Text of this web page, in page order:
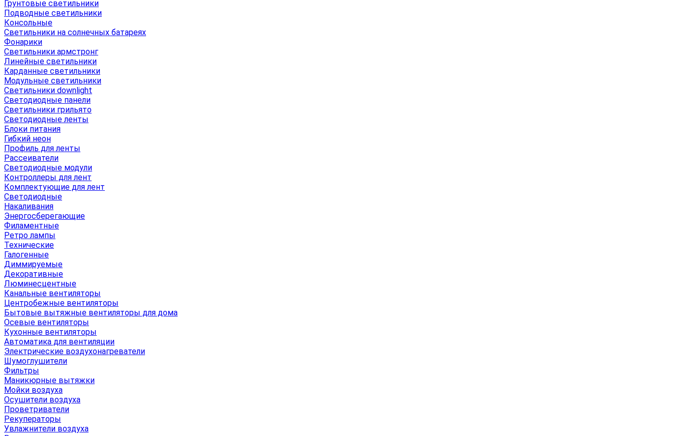
Грунтовые светильники
Подводные светильники
Консольные
Светильники на солнечных батареях
Фонарики
Светильники армстронг
Линейные светильники
Карданные светильники
Модульные светильники
Светильники downlight
Светодиодные панели
Светильники грильято
Светодиодные ленты
Блоки питания
Гибкий неон
Профиль для ленты
Рассеиватели
Светодиодные модули
Контроллеры для лент
Комплектующие для лент
Светодиодные
Накаливания
Энергосберегающие
Филаментные
Ретро лампы
Технические
Галогенные
Диммируемые
Декоративные
Люминесцентные
Канальные вентиляторы
Центробежные вентиляторы
Бытовые вытяжные вентиляторы для дома
Осевые вентиляторы
Кухонные вентиляторы
Автоматика для вентиляции
Электрические воздухонагреватели
Шумоглушители
Фильтры
Маникюрные вытяжки
Мойки воздуха
Осушители воздуха
Проветриватели
Рекуператоры
Увлажнители воздуха